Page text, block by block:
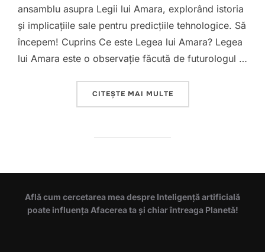
ansamblu asupra Legii lui Amara, explorând istoria
și implicațiile sale pentru predicțiile tehnologice. Să
începem! Cuprins Ce este Legea lui Amara? Legea
lui Amara este o observație făcută de futurologul …
CITEȘTE MAI MULTE„LEGEA LUI AMARA:
Află cum cercetarea mea despre Inteligență artificială
poate influența Afacerea ta și chiar întreaga Planetă!